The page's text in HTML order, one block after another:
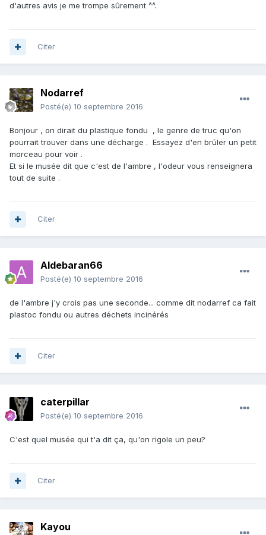
d'autres avis je me trompe sûrement ^^.
Citer
Nodarref
Posté(e) 10 septembre 2016
Bonjour , on dirait du plastique fondu , le genre de truc qu'on
pourrait trouver dans une décharge . Essayez d'en brûler un petit
morceau pour voir .
Et si le musée dit que c'est de l'ambre , l'odeur vous renseignera
tout de suite .
Citer
Aldebaran66
Posté(e) 10 septembre 2016
de l'ambre j'y crois pas une seconde... comme dit nodarref ca fait
plastoc fondu ou autres déchets incinérés
Citer
caterpillar
Posté(e) 10 septembre 2016
C'est quel musée qui t'a dit ça, qu'on rigole un peu?
Citer
Kayou